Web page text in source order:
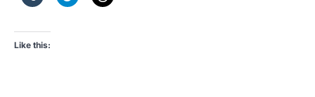
Like this: